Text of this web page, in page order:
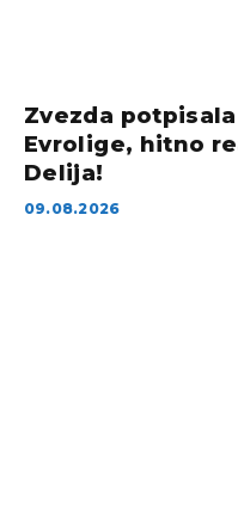
Zvezda
Evrolige, hitno
Delija!
09.08.2026